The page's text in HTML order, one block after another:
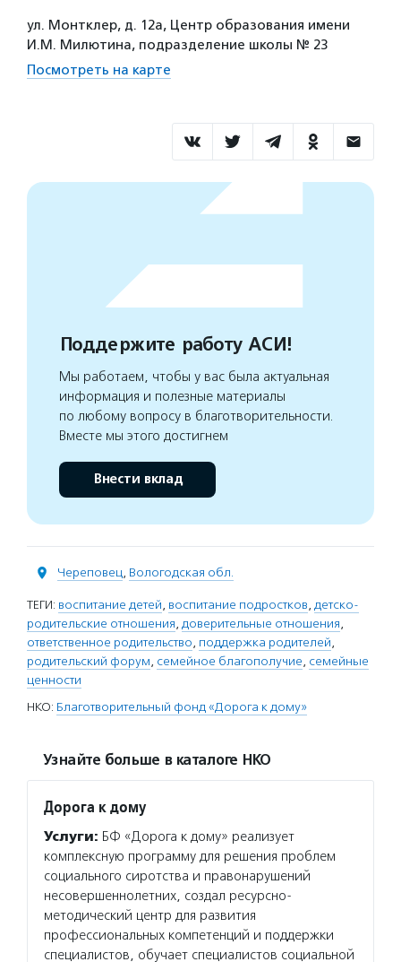
ул. Монтклер, д. 12а, Центр образования имени
И.М. Милютина, подразделение школы № 23
Посмотреть на карте
Поддержите работу АСИ!
Мы работаем, чтобы у вас была актуальная
информация и полезные материалы
по любому вопросу в благотворительности.
Вместе мы этого достигнем
Внести вклад
Череповец, Вологодская обл.
ТЕГИ: воспитание детей, воспитание подростков, детско-
родительские отношения, доверительные отношения,
ответственное родительство, поддержка родителей,
родительский форум, семейное благополучие, семейные
ценности
НКО: Благотворительный фонд «Дорога к дому»
Узнайте больше в каталоге НКО
Дорога к дому
Услуги: БФ «Дорога к дому» реализует
комплексную программу для решения проблем
социального сиротства и правонарушений
несовершеннолетних, создал ресурсно-
методический центр для развития
профессиональных компетенций и поддержки
специалистов, обучает специалистов социальной